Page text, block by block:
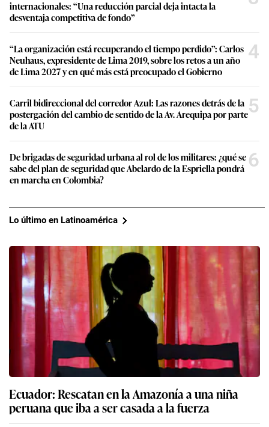
internacionales: “Una reducción parcial deja intacta la
desventaja competitiva de fondo”
“La organización está recuperando el tiempo perdido”: Carlos
Neuhaus, expresidente de Lima 2019, sobre los retos a un año
de Lima 2027 y en qué más está preocupado el Gobierno
4
Carril bidireccional del corredor Azul: Las razones detrás de la
postergación del cambio de sentido de la Av. Arequipa por parte
de la ATU
5
De brigadas de seguridad urbana al rol de los militares: ¿qué se
sabe del plan de seguridad que Abelardo de la Espriella pondrá
en marcha en Colombia?
6
Lo último en Latinoamérica
Ecuador: Rescatan en la Amazonía a una niña
peruana que iba a ser casada a la fuerza